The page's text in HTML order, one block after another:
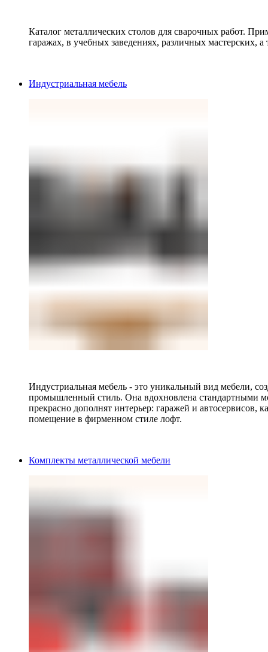
Каталог металлических столов для сварочных работ.
гаражах, в учебных заведениях, различных мастерских, а
Индустриальная мебель
Индустриальная мебель - это уникальный вид мебели,
промышленный стиль. Она вдохновлена стандартными
прекрасно дополнят интерьер: гаражей и автосервисов,
помещение в фирменном стиле лофт.
Комплекты металлической мебели